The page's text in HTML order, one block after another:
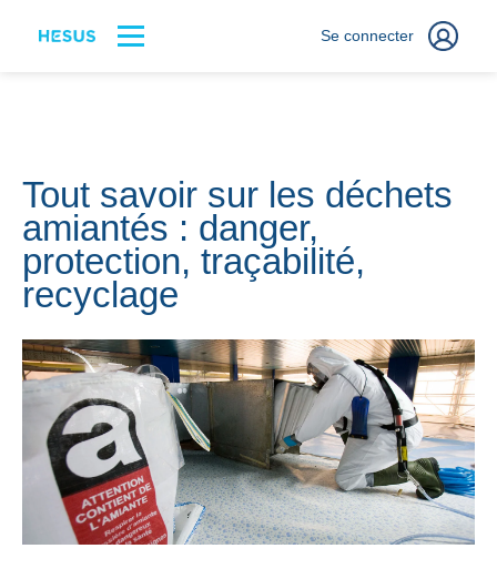
Se connecter
Tout savoir sur les déchets
amiantés : danger,
protection, traçabilité,
recyclage